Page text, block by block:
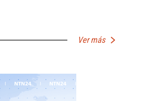
Ver más